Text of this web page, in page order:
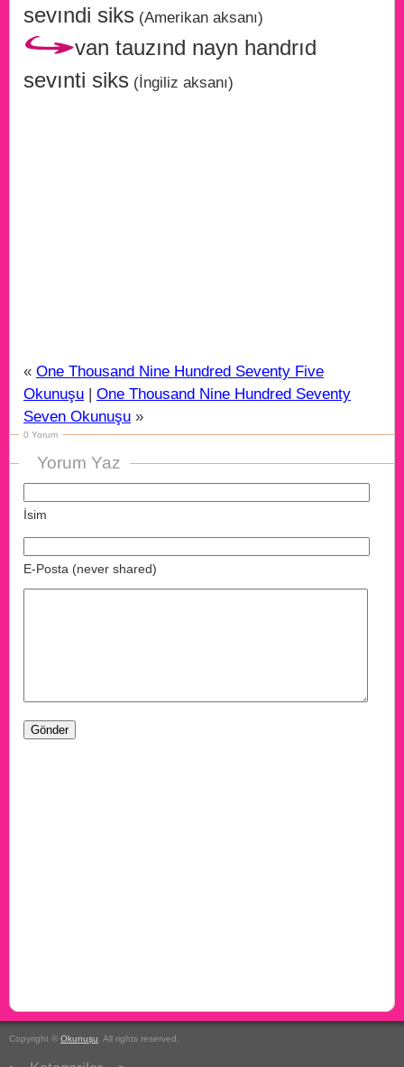
sevındi siks (Amerikan aksanı)
van tauzınd nayn handrıd
sevınti siks (İngiliz aksanı)
« One Thousand Nine Hundred Seventy Five
Okunuşu | One Thousand Nine Hundred Seventy
Seven Okunuşu »
0 Yorum
Yorum Yaz
İsim
E-Posta (never shared)
Copyright © Okunuşu . All rights reserved.